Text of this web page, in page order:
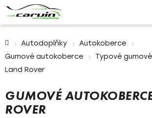
Autodoplňky
Autokoberce
Gumové autokoberce
Typové
Land Rover
GUMOVÉ
ROVER